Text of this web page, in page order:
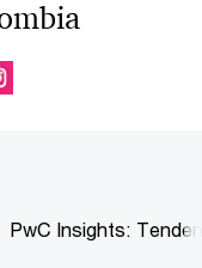
PwC Insights: